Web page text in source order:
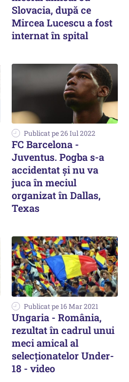
Slovacia, după ce
Mircea Lucescu a fost
internat în spital
Publicat pe 26 Iul 2022
FC Barcelona -
Juventus. Pogba s-a
accidentat și nu va
juca în meciul
organizat în Dallas,
Texas
Publicat pe 16 Mar 2021
Ungaria - România,
rezultat în cadrul unui
meci amical al
selecţionatelor Under-
18 - video